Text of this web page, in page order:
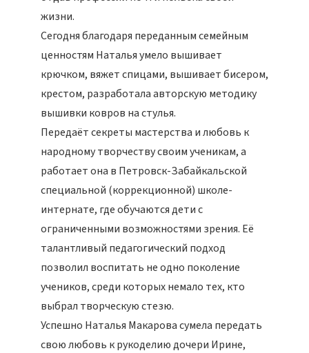
жизни.
Сегодня благодаря переданным семейным
ценностям Наталья умело вышивает
крючком, вяжет спицами, вышивает бисером,
крестом, разработала авторскую методику
вышивки ковров на стулья.
Передаёт секреты мастерства и любовь к
народному творчеству своим ученикам, а
работает она в Петровск-Забайкальской
специальной (коррекционной) школе-
интернате, где обучаются дети с
ограниченными возможностями зрения. Её
талантливый педагогический подход
позволил воспитать не одно поколение
учеников, среди которых немало тех, кто
выбрал творческую стезю.
Успешно Наталья Макарова сумела передать
свою любовь к рукоделию дочери Ирине,